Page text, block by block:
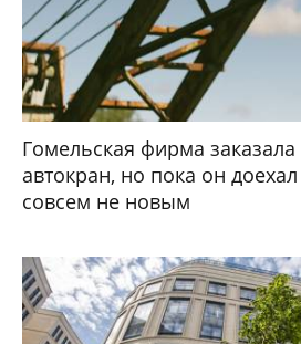
Гомельская фирма
автокран, но пока он
совсем не новым